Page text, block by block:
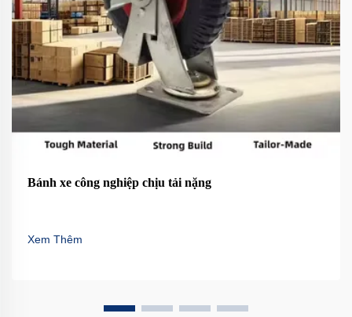
Bánh xe công nghiệp chịu tải nặng
Xem Thêm